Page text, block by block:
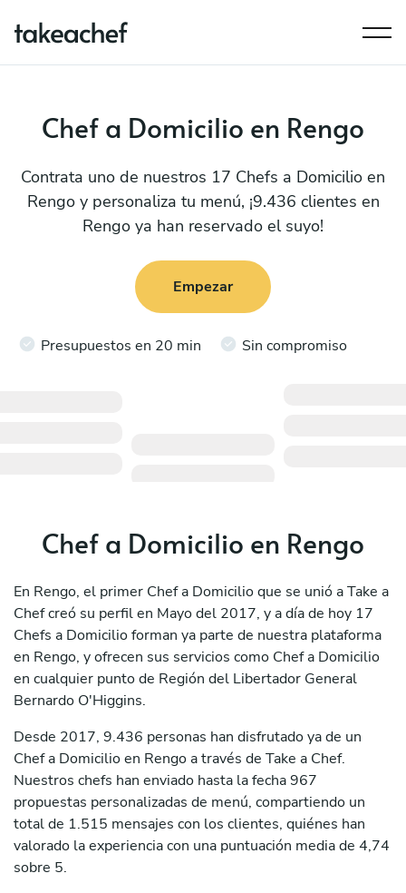
Chef a Domicilio en Rengo
Contrata uno de nuestros 17 Chefs a Domicilio en
Rengo y personaliza tu menú, ¡9.436 clientes en
Rengo ya han reservado el suyo!
Empezar
Presupuestos en 20 min Sin compromiso
Chef a Domicilio en Rengo
En Rengo, el primer Chef a Domicilio que se unió a Take a
Chef creó su perfil en Mayo del 2017, y a día de hoy 17
Chefs a Domicilio forman ya parte de nuestra plataforma
en Rengo, y ofrecen sus servicios como Chef a Domicilio
en cualquier punto de Región del Libertador General
Bernardo O'Higgins.
Desde 2017, 9.436 personas han disfrutado ya de un
Chef a Domicilio en Rengo a través de Take a Chef.
Nuestros chefs han enviado hasta la fecha 967
propuestas personalizadas de menú, compartiendo un
total de 1.515 mensajes con los clientes, quiénes han
valorado la experiencia con una puntuación media de 4,74
sobre 5.